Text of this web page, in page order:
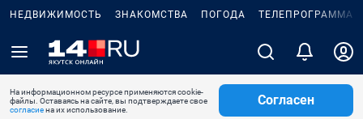
НЕДВИЖИМОСТЬ ЗНАКОМСТВА ПОГОДА ТЕЛЕПРОГРАММА
На информационном ресурсе применяются cookie-
файлы. Оставаясь на сайте, вы подтверждаете свое
согласиена их использование.
Согласен